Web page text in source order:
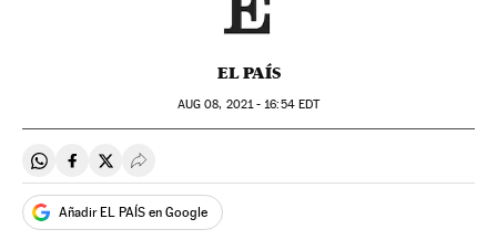
EL PAÍS
AUG 08, 2021 - 16:54EDT
Compartir en Whatsapp
Compartir en Facebook
Compartir en Twitter
Desplegar Redes Sociales
Añadir EL PAÍS en Google